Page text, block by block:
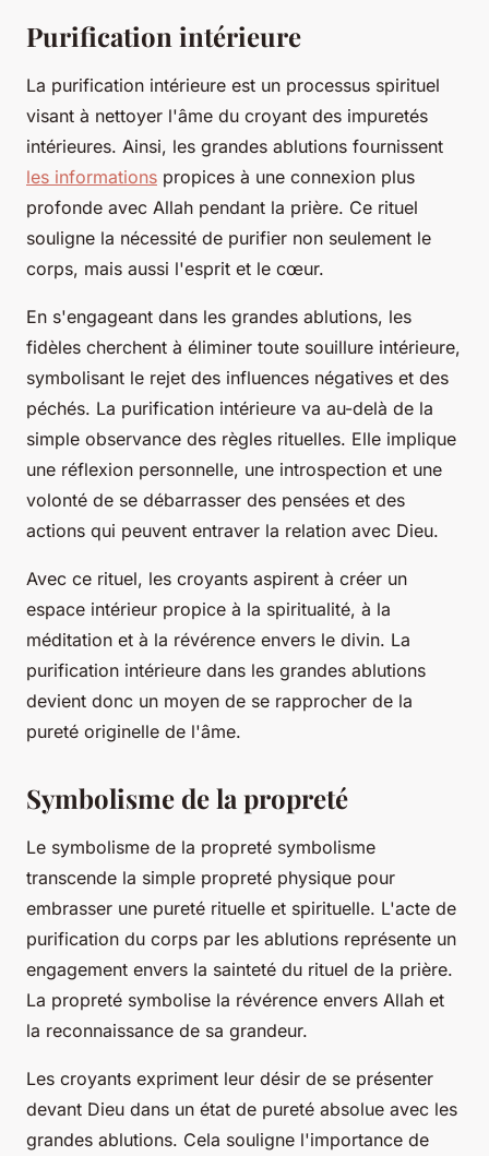
Purification intérieure
La purification intérieure est un processus spirituel
visant à nettoyer l'âme du croyant des impuretés
intérieures. Ainsi, les grandes ablutions fournissent
les informations propices à une connexion plus
profonde avec Allah pendant la prière. Ce rituel
souligne la nécessité de purifier non seulement le
corps, mais aussi l'esprit et le cœur.
En s'engageant dans les grandes ablutions, les
fidèles cherchent à éliminer toute souillure intérieure,
symbolisant le rejet des influences négatives et des
péchés. La purification intérieure va au-delà de la
simple observance des règles rituelles. Elle implique
une réflexion personnelle, une introspection et une
volonté de se débarrasser des pensées et des
actions qui peuvent entraver la relation avec Dieu.
Avec ce rituel, les croyants aspirent à créer un
espace intérieur propice à la spiritualité, à la
méditation et à la révérence envers le divin. La
purification intérieure dans les grandes ablutions
devient donc un moyen de se rapprocher de la
pureté originelle de l'âme.
Symbolisme de la propreté
Le symbolisme de la propreté symbolisme
transcende la simple propreté physique pour
embrasser une pureté rituelle et spirituelle. L'acte de
purification du corps par les ablutions représente un
engagement envers la sainteté du rituel de la prière.
La propreté symbolise la révérence envers Allah et
la reconnaissance de sa grandeur.
Les croyants expriment leur désir de se présenter
devant Dieu dans un état de pureté absolue avec les
grandes ablutions. Cela souligne l'importance de